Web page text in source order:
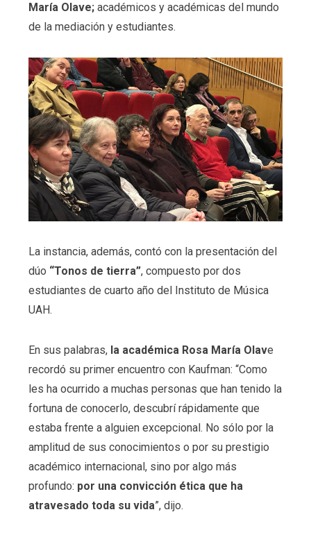
María Olave;académicos y académicas del mundo
de la mediación y estudiantes.
La instancia, además, contó con la presentación del
dúo “Tonos de tierra”, compuesto por dos
estudiantes de cuarto año del Instituto de Música
UAH.
En sus palabras, la académica Rosa María Olave
recordó su primer encuentro con Kaufman: “Como
les ha ocurrido a muchas personas que han tenido la
fortuna de conocerlo, descubrí rápidamente que
estaba frente a alguien excepcional. No sólo por la
amplitud de sus conocimientos o por su prestigio
académico internacional, sino por algo más
profundo: por una convicción ética que ha
atravesado toda su vida”, dijo.